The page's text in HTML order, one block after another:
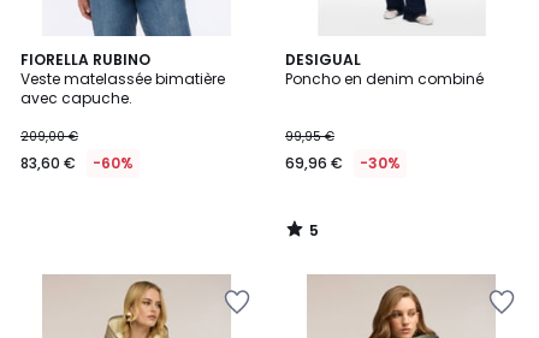
FIORELLA RUBINO
Veste matelassée bimatière
avec capuche.
209,00 €
83,60 € -60%
DESIGUAL
Poncho en denim combiné
99,95 €
69,96 € -30%
5
/
5
/